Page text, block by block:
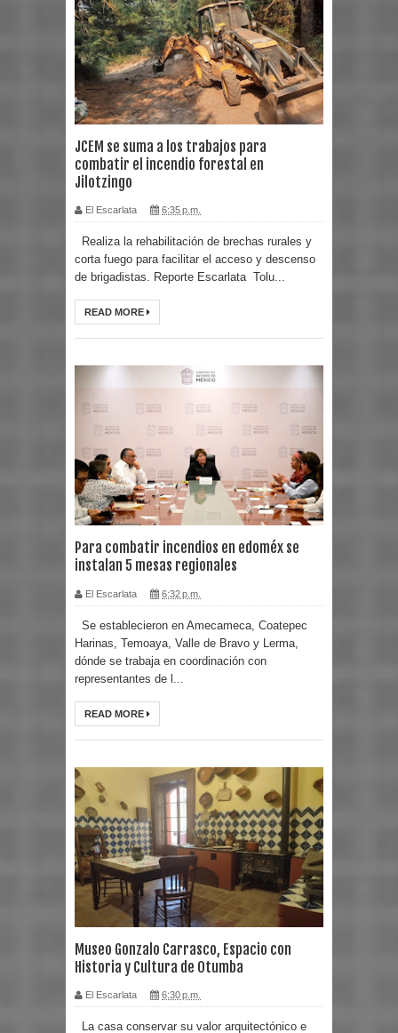
JCEM se suma a los trabajos para
combatir el incendio forestal en
Jilotzingo
El Escarlata 6:35 p.m.
Realiza la rehabilitación de brechas rurales y
corta fuego para facilitar el acceso y descenso
de brigadistas. Reporte Escarlata Tolu...
READ MORE
Para combatir incendios en edoméx se
instalan 5 mesas regionales
El Escarlata 6:32 p.m.
Se establecieron en Amecameca, Coatepec
Harinas, Temoaya, Valle de Bravo y Lerma,
dónde se trabaja en coordinación con
representantes de l...
READ MORE
Museo Gonzalo Carrasco, Espacio con
Historia y Cultura de Otumba
El Escarlata 6:30 p.m.
La casa conservar su valor arquitectónico e